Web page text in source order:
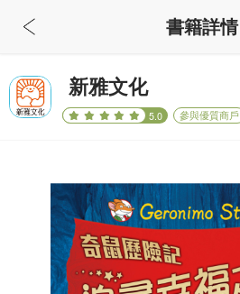
新雅文化
5.0 參與優質商戶
書籍詳情